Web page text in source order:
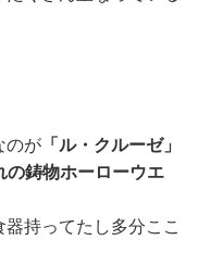
のが 「ル・クルーゼ」
鋳物ホーローウエ
持ってたし多分ここ